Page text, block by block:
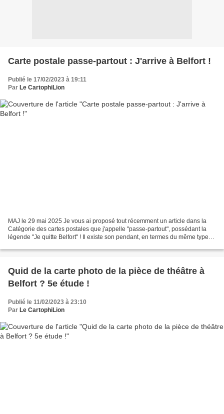
Carte postale passe-partout : J'arrive à Belfort !
Publié le 17/02/2023 à 19:11
Par Le CartophiLion
MAJ le 29 mai 2025 Je vous ai proposé tout récemment un article dans la
Catégorie des cartes postales que j'appelle "passe-partout", possédant la
légende "Je quitte Belfort" ! Il existe son pendant, en termes du même type
Quid de la carte photo de la pièce de théâtre à
Belfort ? 5e étude !
Publié le 11/02/2023 à 23:10
Par Le CartophiLion